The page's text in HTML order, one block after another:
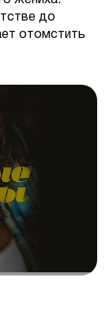
до
отомстить